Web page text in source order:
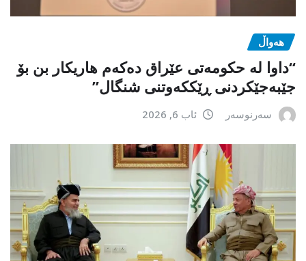
هەواڵ
“داوا لە حكومەتی عێراق دەكەم هاریكار بن بۆ
جێبەجێكردنی ڕێككەوتنی شنگال”
سەرنوسەر ئاب 6, 2026